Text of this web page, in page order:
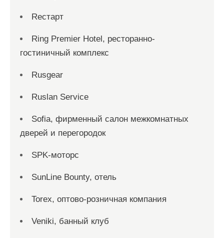
Reстарт
Ring Premier Hotel, ресторанно-
гостиничный комплекс
Rusgear
Ruslan Service
Sofia, фирменный салон межкомнатных
дверей и перегородок
SPK-моторс
SunLine Bounty, отель
Torex, оптово-розничная компания
Veniki, банный клуб